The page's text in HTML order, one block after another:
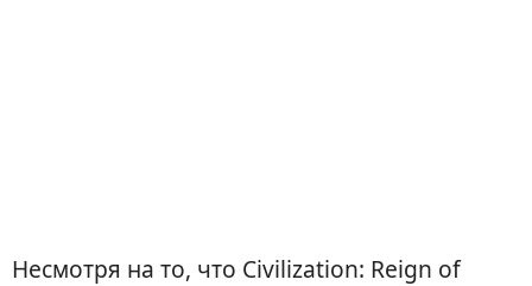
Несмотря на то, что Civilization: Reign of